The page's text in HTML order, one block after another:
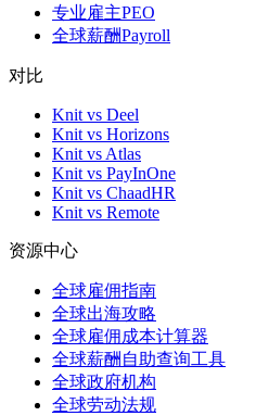
专业雇主PEO
全球薪酬Payroll
对比
Knit vs Deel
Knit vs Horizons
Knit vs Atlas
Knit vs PayInOne
Knit vs ChaadHR
Knit vs Remote
资源中心
全球雇佣指南
全球出海攻略
全球雇佣成本计算器
全球薪酬自助查询工具
全球政府机构
全球劳动法规